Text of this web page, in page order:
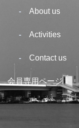
About us
Activities
Contact us
会員専用ページ